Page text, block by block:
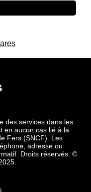
des services dans les
en aucun cas lié à la
Fers (SNCF). Les
adresse ou
Droits réservés. ©